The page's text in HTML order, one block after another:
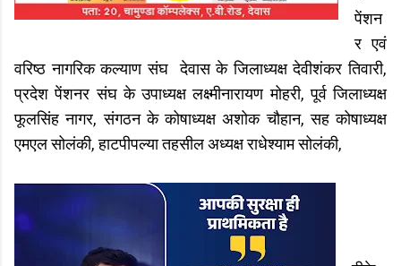
पेंशन
र एवं
वरिष्ठ नागरिक कल्याण संघ देवास के जिलाध्यक्ष देवीशंकर तिवारी,
प्रदेश पेंशनर संघ के उपाध्यक्ष लक्ष्मीनारायण मोहरी, पूर्व जिलाध्यक्ष
फूलसिंह नागर, संगठन के कोषाध्यक्ष अशोक चौहान, सह कोषाध्यक्ष
एमएल सोलंकी, हाटपीपल्या तहसील अध्यक्ष राधेश्याम सोलंकी,